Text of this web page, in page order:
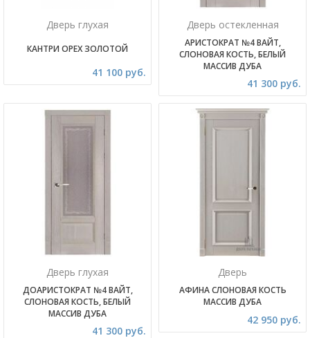
Дверь глухая
КАНТРИ ОРЕХ ЗОЛОТОЙ
41 100 руб.
Дверь остекленная
АРИСТОКРАТ №4 ВАЙТ,
СЛОНОВАЯ КОСТЬ, БЕЛЫЙ
МАССИВ ДУБА
41 300 руб.
Дверь глухая
ДОАРИСТОКРАТ №4 ВАЙТ,
СЛОНОВАЯ КОСТЬ, БЕЛЫЙ
МАССИВ ДУБА
41 300 руб.
Дверь
АФИНА СЛОНОВАЯ КОСТЬ
МАССИВ ДУБА
42 950 руб.